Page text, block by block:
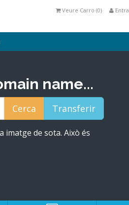
Veure Carro (0)
name...
imatge de sota. Això és